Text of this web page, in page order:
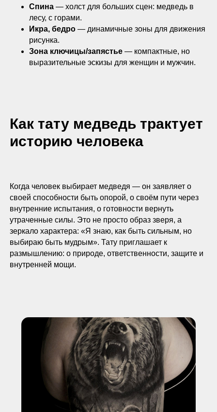
Спина — холст для больших сцен: медведь в
лесу, с горами.
Икра, бедро — динамичные зоны для движения
рисунка.
Зона ключицы/запястье — компактные, но
выразительные эскизы для женщин и мужчин.
Как тату медведь трактует
историю человека
Когда человек выбирает медведя — он заявляет о
своей способности быть опорой, о своём пути через
внутренние испытания, о готовности вернуть
утраченные силы. Это не просто образ зверя, а
зеркало характера: «Я знаю, как быть сильным, но
выбираю быть мудрым». Тату приглашает к
размышлению: о природе, ответственности, защите и
внутренней мощи.